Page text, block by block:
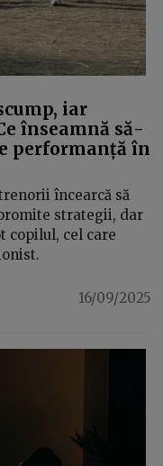
iar
înseamnă să-
performanță în
încearcă să
strategii, dar
copilul, cel care
16/09/2025